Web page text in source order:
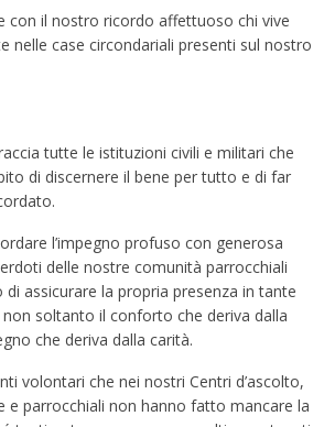
con il nostro ricordo affettuoso chi vive
nelle case circondariali presenti sul nostro
tutte le istituzioni civili e militari che
di discernere il bene per tutto e di far
l’impegno profuso con generosa
delle nostre comunità parrocchiali
assicurare la propria presenza in tante
soltanto il conforto che deriva dalla
che deriva dalla carità.
volontari che nei nostri Centri d’ascolto,
e parrocchiali non hanno fatto mancare la